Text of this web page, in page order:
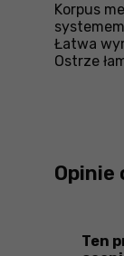
Korpus
Łatwa
Ostrze
Opinie
Ten